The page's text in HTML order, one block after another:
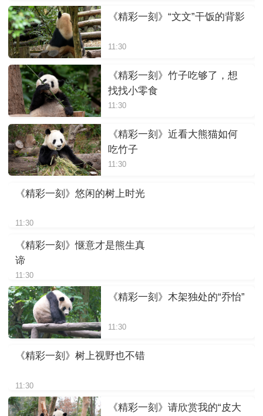
《精彩一刻》“文文”干饭的背影
11:30
《精彩一刻》竹子吃够了，想
找找小零食
11:30
《精彩一刻》近看大熊猫如何
吃竹子
11:30
《精彩一刻》悠闲的树上时光
11:30
《精彩一刻》惬意才是熊生真
谛
11:30
《精彩一刻》木架独处的“乔怡”
11:30
《精彩一刻》树上视野也不错
11:30
《精彩一刻》请欣赏我的“皮大